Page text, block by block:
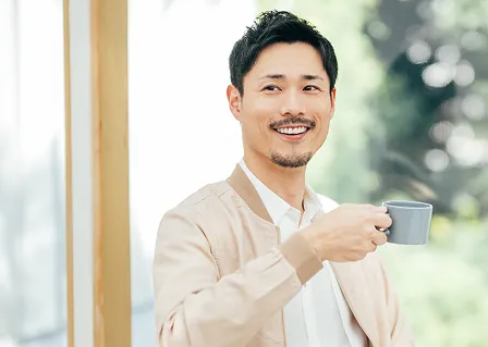
はじめての方へ
ヘアケア・増毛サービスを探す
製品・サービスから探す